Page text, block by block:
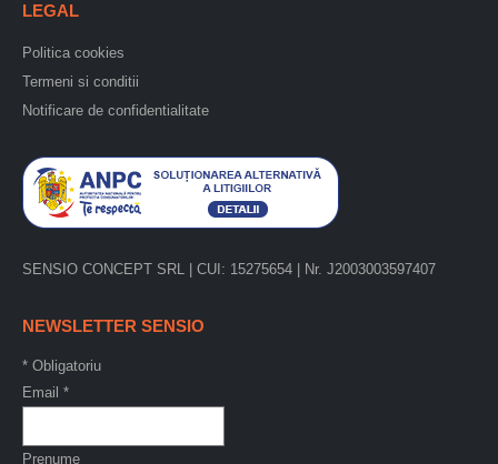
LEGAL
Politica cookies
Termeni si conditii
Notificare de confidentialitate
SENSIO CONCEPT SRL | CUI: 15275654 | Nr. J2003003597407
NEWSLETTER SENSIO
* Obligatoriu
Email *
Prenume